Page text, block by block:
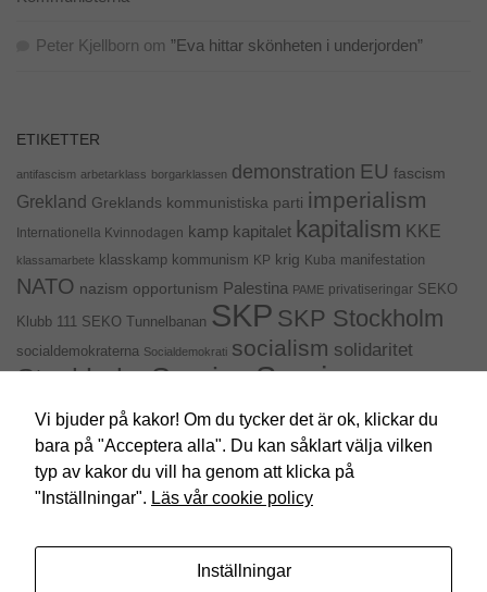
Peter Kjellborn om ”Eva hittar skönheten i underjorden”
ETIKETTER
antifascism arbetarklass borgarklassen demonstration EU fascism
Grekland Greklands kommunistiska parti imperialism
Internationella Kvinnodagen kamp kapitalet kapitalism KKE
klassamarbete klasskamp kommunism KP krig Kuba manifestation
NATO nazism opportunism Palestina PAME privatiseringar SEKO
Klubb 111 SEKO Tunnelbanan SKP SKP Stockholm
socialdemokraterna Socialdemokrati socialism solidaritet
StockholmSverigeSveriges
kommunistiska parti Sveriges Kommunistisk Ungdom
SYRIZA Ukraina USA uttalande val val 2014
SKP Stockholm
Vi bjuder på kakor! Om du tycker det är ok, klickar du
bara på "Acceptera alla". Du kan såklart välja vilken
typ av kakor du vill ha genom att klicka på
"Inställningar". Läs vår cookie policy
Inställningar
Genom att dela
med dig av dina
anpassat
innehåll och
erbjudanden.